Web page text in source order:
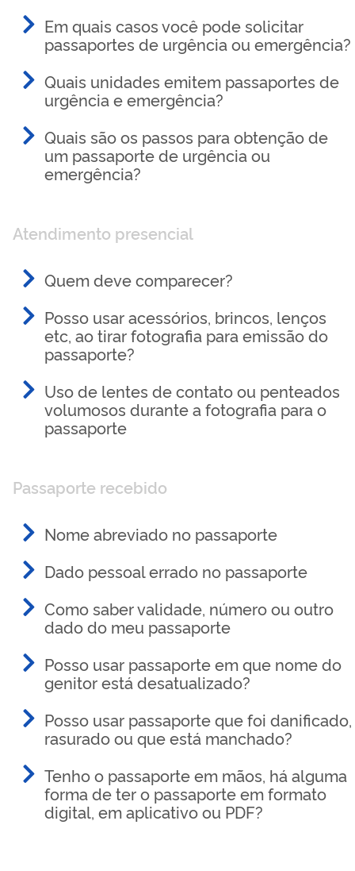
Em quais casos você pode solicitar
passaportes de urgência ou emergência?
Quais unidades emitem passaportes de
urgência e emergência?
Quais são os passos para obtenção de
um passaporte de urgência ou
emergência?
Atendimento presencial
Quem deve comparecer?
Posso usar acessórios, brincos, lenços
etc, ao tirar fotografia para emissão do
passaporte?
Uso de lentes de contato ou penteados
volumosos durante a fotografia para o
passaporte
Passaporte recebido
Nome abreviado no passaporte
Dado pessoal errado no passaporte
Como saber validade, número ou outro
dado do meu passaporte
Posso usar passaporte em que nome do
genitor está desatualizado?
Posso usar passaporte que foi danificado,
rasurado ou que está manchado?
Tenho o passaporte em mãos, há alguma
forma de ter o passaporte em formato
digital, em aplicativo ou PDF?